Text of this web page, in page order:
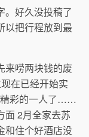
。好久没投稿了
把行程放到最
来唠两块钱的废
在已经开始实
精彩的一人了……
面 2月全家去苏
和住个好酒店没